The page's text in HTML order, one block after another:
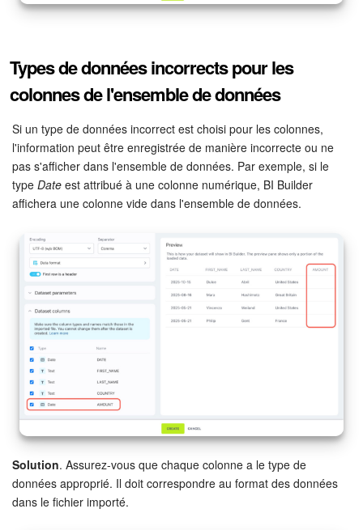
Types de données incorrects pour les
colonnes de l'ensemble de données
Si un type de données incorrect est choisi pour les colonnes,
l'information peut être enregistrée de manière incorrecte ou ne
pas s'afficher dans l'ensemble de données. Par exemple, si le
type Date est attribué à une colonne numérique, BI Builder
affichera une colonne vide dans l'ensemble de données.
Solution. Assurez-vous que chaque colonne a le type de
données approprié. Il doit correspondre au format des données
dans le fichier importé.